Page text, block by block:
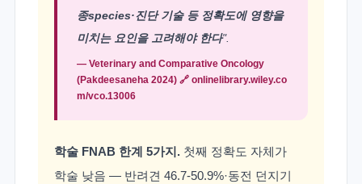
종species·진단 기술 등 정확도에 영향을
미치는 요인을 고려해야 한다".
— Veterinary and Comparative Oncology
(Pakdeesaneha 2024) 🔗 onlinelibrary.wiley.co
m/vco.13006
학술 FNAB 한계 5가지.첫째 정확도 자체가
학술 낮음 — 반려견 46.7-50.9%·동전 던지기